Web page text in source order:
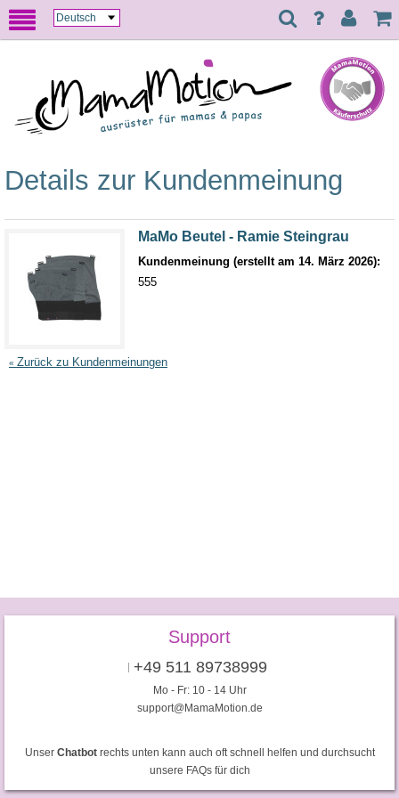
Details zur Kundenmeinung
MaMo Beutel - Ramie Steingrau
Kundenmeinung (erstellt am 14. März 2026):
555
« Zurück zu Kundenmeinungen
Support
+49 511 89738999
Mo - Fr: 10 - 14 Uhr
support@MamaMotion.de
Unser Chatbotrechts unten kann auch oft schnell helfen und durchsucht
unsere FAQs für dich